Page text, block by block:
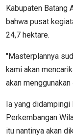
Kabupaten Batang
bahwa pusat
24,7 hektare.
"Masterplannya
kami akan
akan menggunakan
Ia yang
Perkembangan
itu nantinya akan